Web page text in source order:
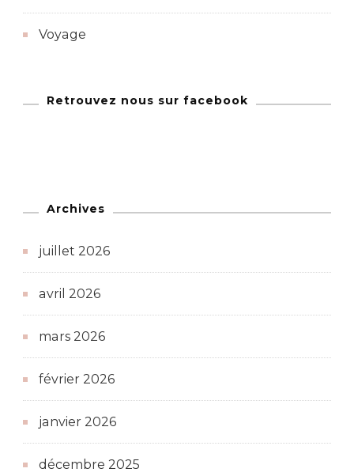
Voyage
Retrouvez nous sur facebook
Archives
juillet 2026
avril 2026
mars 2026
février 2026
janvier 2026
décembre 2025